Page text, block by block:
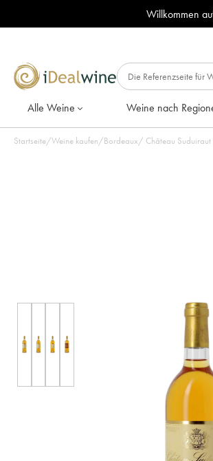
Willkommen
Alle Weine Weine nach
Startseite/Weine kaufen/Bordeaux/ Château